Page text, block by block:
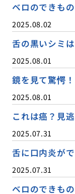
ベロのできも
2025.08.02
舌の黒いシミ
2025.08.01
鏡を見て驚愕
2025.08.01
これは癌？見
2025.07.31
舌に口内炎が
2025.07.31
ベロのできも